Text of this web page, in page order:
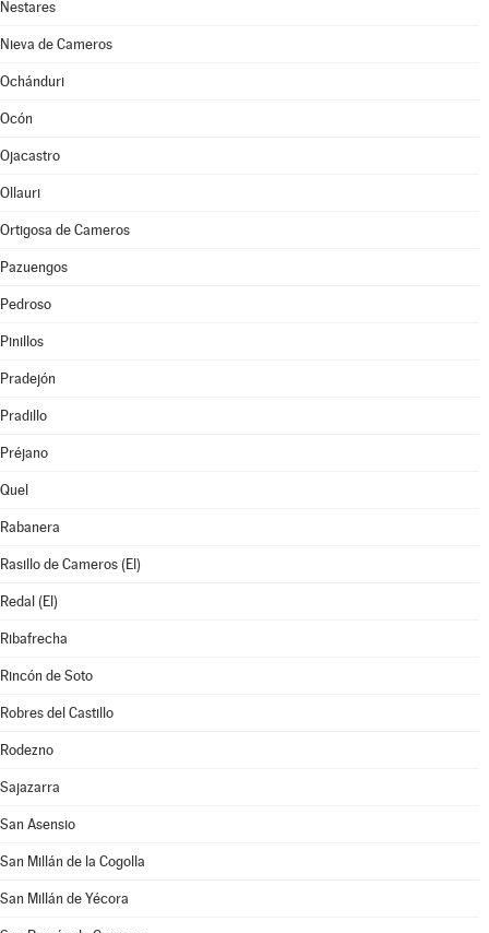
Nestares
Nieva de Cameros
Ochánduri
Ocón
Ojacastro
Ollauri
Ortigosa de Cameros
Pazuengos
Pedroso
Pinillos
Pradejón
Pradillo
Préjano
Quel
Rabanera
Rasillo de Cameros (El)
Redal (El)
Ribafrecha
Rincón de Soto
Robres del Castillo
Rodezno
Sajazarra
San Asensio
San Millán de la Cogolla
San Millán de Yécora